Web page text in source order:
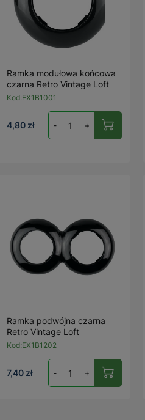
Ramka modułowa końcowa
czarna Retro Vintage Loft
Kod:EX1B1001
4,80 zł - +
Ramka podwójna czarna
Retro Vintage Loft
Kod:EX1B1202
7,40 zł - +